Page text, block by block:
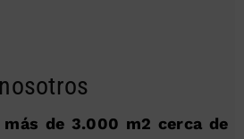
más de 3.000 m2 cerca de